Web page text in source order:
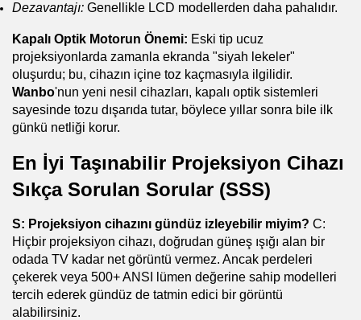
Dezavantajı: Genellikle LCD modellerden daha pahalıdır.
Kapalı Optik Motorun Önemi: Eski tip ucuz
projeksiyonlarda zamanla ekranda "siyah lekeler"
Wanbo'nun yeni nesil cihazları, kapalı optik sistemleri
sayesinde tozu dışarıda tutar, böylece yıllar sonra bile ilk
günkü netliği korur.
En İyi Taşınabilir Projeksiyon Cihazı
Sıkça Sorulan Sorular (SSS)
S: Projeksiyon cihazını gündüz izleyebilir miyim? C:
Hiçbir projeksiyon cihazı, doğrudan güneş ışığı alan bir
odada TV kadar net görüntü vermez. Ancak perdeleri
çekerek veya 500+ ANSI lümen değerine sahip modelleri
tercih ederek gündüz de tatmin edici bir görüntü
alabilirsiniz.